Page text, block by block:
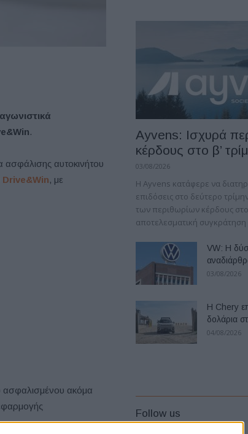
.
αυτοκινήτου
, με
ασφαλισμένου ακόμα
ευθύνης του
Ayvens: Iσχυρά
κέρδους στο β’
03/08/2026
Η Ayvens κατάφερε να
επιδόσεις στο δεύτερο
των περιθωρίων κέρδους
αποτελεσματική
VW: Η
03/08/2026
Η Chery
δολάρια
04/08/2026
Follow us